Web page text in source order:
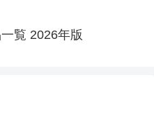
覧 2026年版